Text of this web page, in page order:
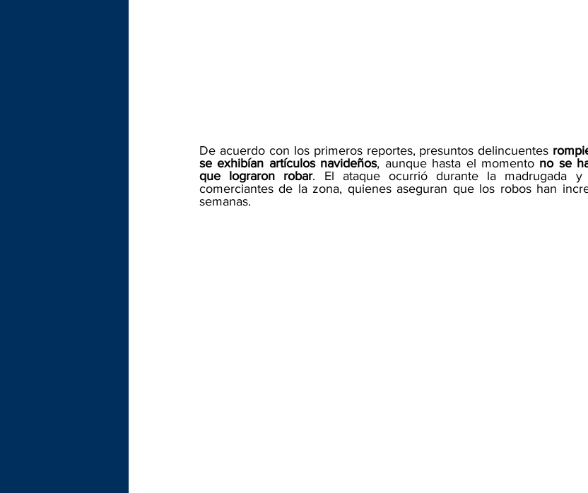
De acuerdo con los primeros reportes, presuntos delincuentes
se exhibían artículos navideños, aunque hasta el momento no se
que lograron robar. El ataque ocurrió durante la madrugada y
comerciantes de la zona, quienes aseguran que los robos han
semanas.